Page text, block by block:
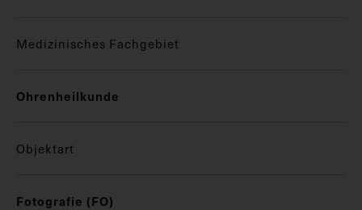
Medizinisches Fachgebiet
Ohrenheilkunde
Objektart
Fotografie (FO)